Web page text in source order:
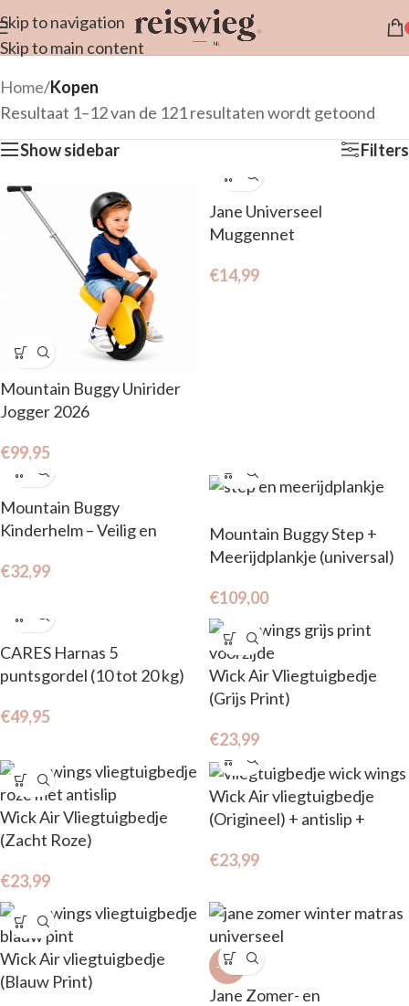
Skip to navigation
Skip to main content
Home/Kopen
Resultaat 1–12 van de 121 resultaten wordt getoond
Show sidebar
Filters
Mountain Buggy Unirider
Jogger 2026
€99,95
Jane Universeel
Muggennet
€14,99
Mountain Buggy
Kinderhelm – Veilig en
€32,99
Mountain Buggy Step +
Meerijdplankje (universal)
€109,00
CARES Harnas 5
puntsgordel (10 tot 20 kg)
€49,95
Wick Air Vliegtuigbedje
(Grijs Print)
€23,99
Wick Air Vliegtuigbedje
(Zacht Roze)
€23,99
Wick Air vliegtuigbedje
(Origineel) + antislip +
€23,99
Wick Air vliegtuigbedje
(Blauw Print)
-36%
Jane Zomer- en